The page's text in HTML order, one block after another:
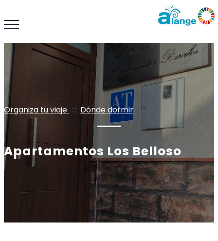
Organiza tu viaje : : Dónde dormir
Apartamentos Los Belloso